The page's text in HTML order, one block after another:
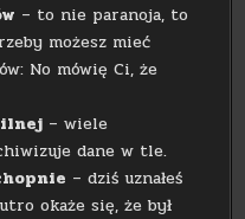
– to nie paranoja, to
możesz mieć
No mówię Ci, że
– wiele
dane w tle.
– dziś uznałeś
okaże się, że był